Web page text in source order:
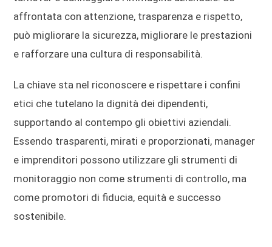
affrontata con attenzione, trasparenza e rispetto,
può migliorare la sicurezza, migliorare le prestazioni
e rafforzare una cultura di responsabilità.
La chiave sta nel riconoscere e rispettare i confini
etici che tutelano la dignità dei dipendenti,
supportando al contempo gli obiettivi aziendali.
Essendo trasparenti, mirati e proporzionati, manager
e imprenditori possono utilizzare gli strumenti di
monitoraggio non come strumenti di controllo, ma
come promotori di fiducia, equità e successo
sostenibile.